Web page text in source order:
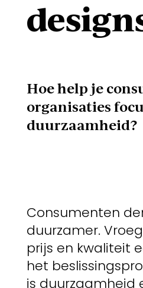
Hoe help je
organisaties
duurzaamheid?
Consumenten
duurzamer.
prijs en kwaliteit
het
is duurzaamheid